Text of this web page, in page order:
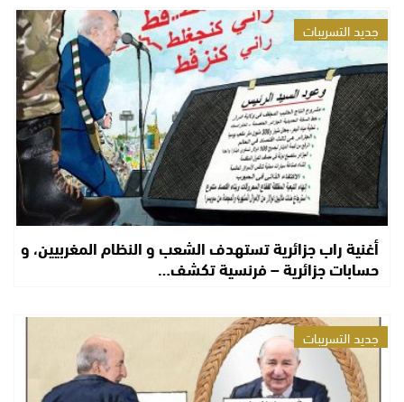
جديد التسريبات
أغنية راب جزائرية تستهدف الشعب و النظام المغربيين، و
حسابات جزائرية – فرنسية تكشف…
جديد التسريبات